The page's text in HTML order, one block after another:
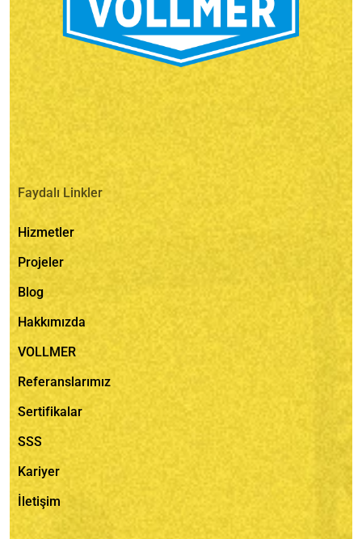
Faydalı Linkler
Hizmetler
Projeler
Blog
Hakkımızda
VOLLMER
Referanslarımız
Sertifikalar
SSS
Kariyer
İletişim